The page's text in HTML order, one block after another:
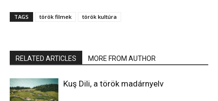
TAGS török filmek török kultúra
RELATED ARTICLES MORE FROM AUTHOR
Kuş Dili, a török madárnyelv